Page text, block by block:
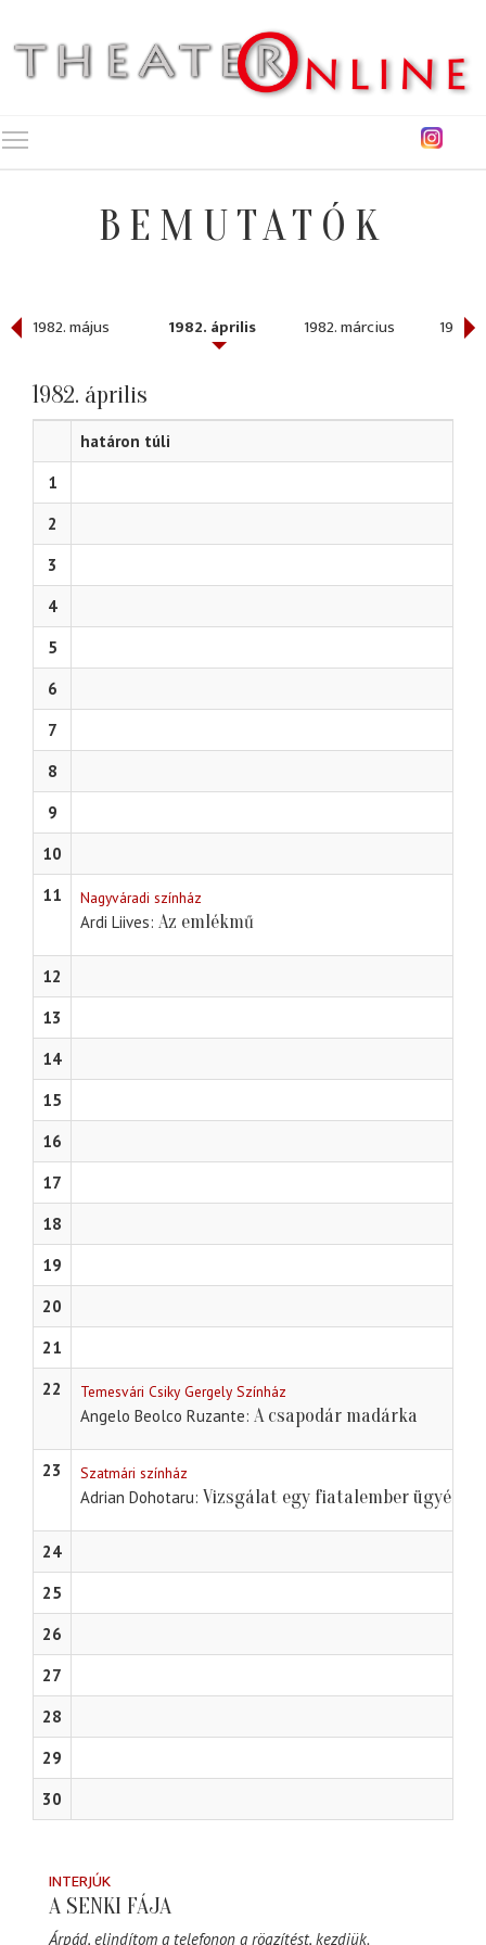
BEMUTATÓK
1982. május 1982. április 1982. március 1982.
1982. április
határon túli
1
2
3
4
5
6
7
8
9
10
11
Nagyváradi színház
Ardi Liives Az emlékmű
12
13
14
15
16
17
18
19
20
21
22
Temesvári Csiky Gergely Színház
Angelo Beolco Ruzante A csapodár madárka
23 Szatmári színház
Adrian Dohotaru Vizsgálat egy fiatalember ügyében
24
25
26
27
28
29
30
INTERJÚK
A SENKI FÁJA
Árpád, elindítom a telefonon a rögzítést, kezdjük.